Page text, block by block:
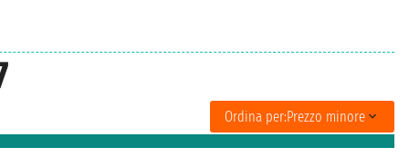
Ordina per:Prezzo minore